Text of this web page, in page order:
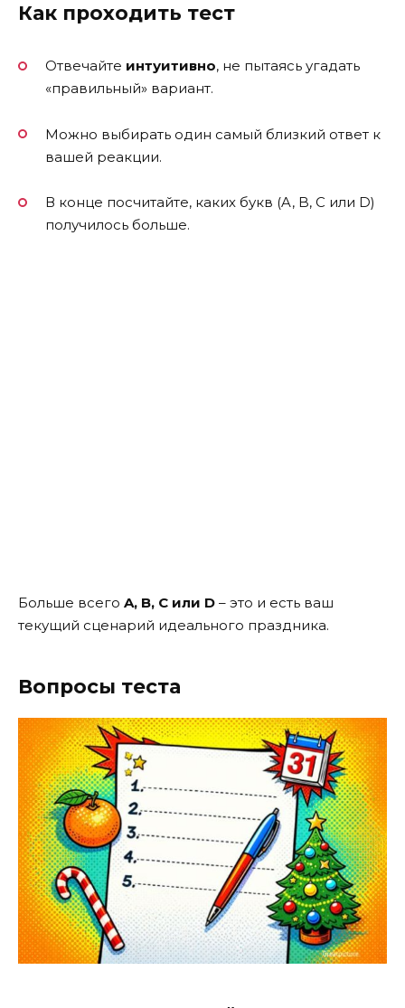
Как проходить тест
Отвечайте интуитивно, не пытаясь угадать
«правильный» вариант.
Можно выбирать один самый близкий ответ к
вашей реакции.
В конце посчитайте, каких букв (A, B, C или D)
получилось больше.
Больше всего A, B, C или D – это и есть ваш
текущий сценарий идеального праздника.
Вопросы теста